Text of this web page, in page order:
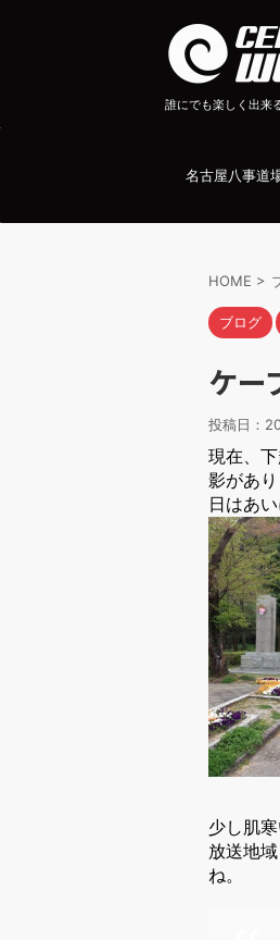
誰にでも楽しく出来
名古屋八事道
HOME >
ブログ
ケー
投稿日：
現在、
影があ
日はあ
少し肌
放送地
ね。